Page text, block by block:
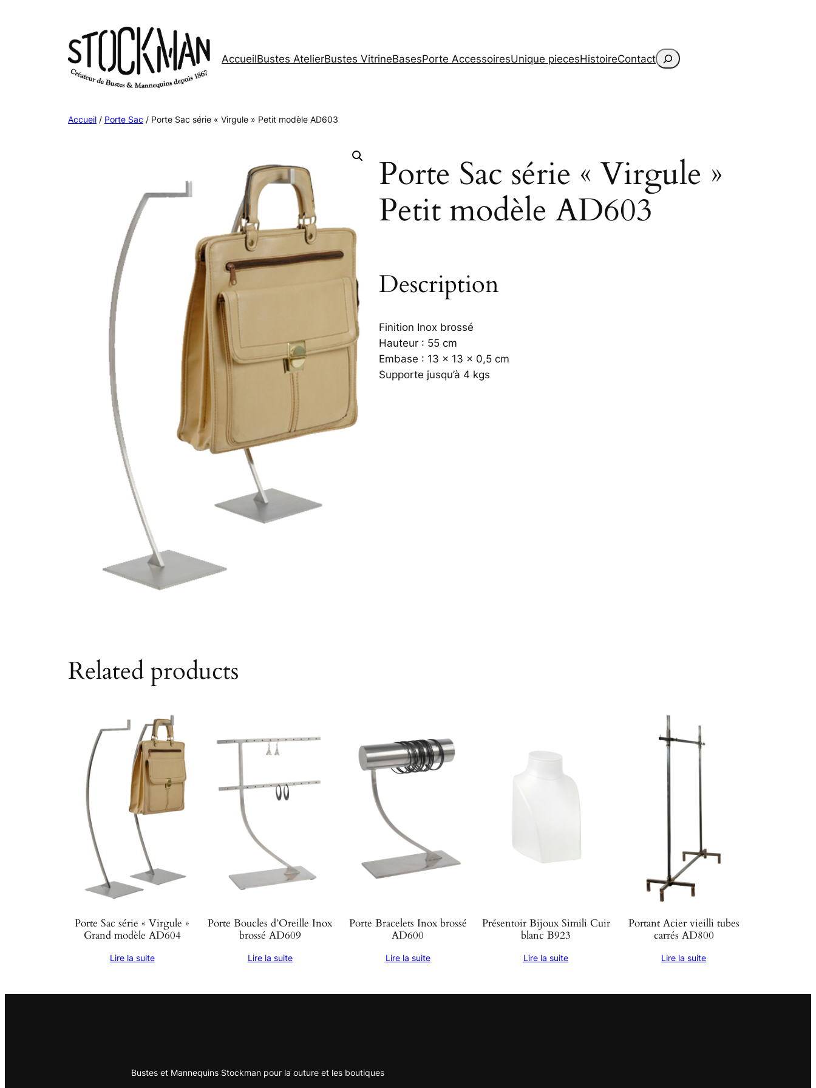
AccueilBustes AtelierBustes VitrineBasesPorte AccessoiresUnique piecesHistoireContactSearch
Accueil / Porte Sac / Porte Sac série « Virgule » Petit modèle AD603
Porte Sac série « Virgule »
Petit modèle AD603
Description
Finition Inox brossé
Hauteur : 55 cm
Embase : 13 x 13 x 0,5 cm
Supporte jusqu’à 4 kgs
Related products
Porte Sac série « Virgule »
Grand modèle AD604
Lire la suite
Porte Boucles d’Oreille Inox
brossé AD609
Lire la suite
Porte Bracelets Inox brossé
AD600
Lire la suite
Présentoir Bijoux Simili Cuir
blanc B923
Lire la suite
Portant Acier vieilli tubes
carrés AD800
Lire la suite
Bustes et Mannequins Stockman pour la outure et les boutiques